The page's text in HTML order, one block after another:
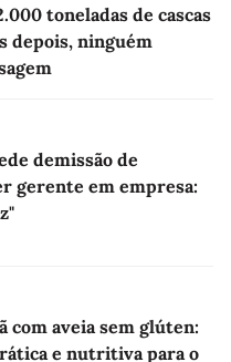
toneladas de cascas
depois, ninguém
demissão de
gerente em empresa:
com aveia sem glúten:
e nutritiva para o